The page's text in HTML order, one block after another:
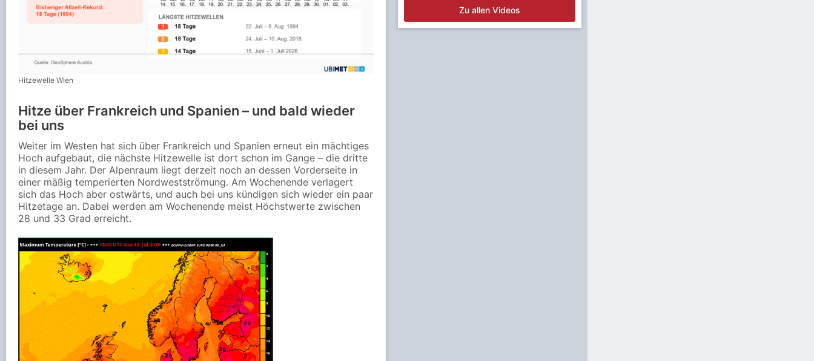
Hitzewelle WIen
Hitze über Frankreich und Spanien – und bald wieder
bei uns
Weiter im Westen hat sich über Frankreich und Spanien erneut ein mächtiges
Hoch aufgebaut, die nächste Hitzewelle ist dort schon im Gange – die dritte
in diesem Jahr. Der Alpenraum liegt derzeit noch an dessen Vorderseite in
einer mäßig temperierten Nordwestströmung. Am Wochenende verlagert
sich das Hoch aber ostwärts, und auch bei uns kündigen sich wieder ein paar
Hitzetage an. Dabei werden am Wochenende meist Höchstwerte zwischen
28 und 33 Grad erreicht.
Zu allen Videos